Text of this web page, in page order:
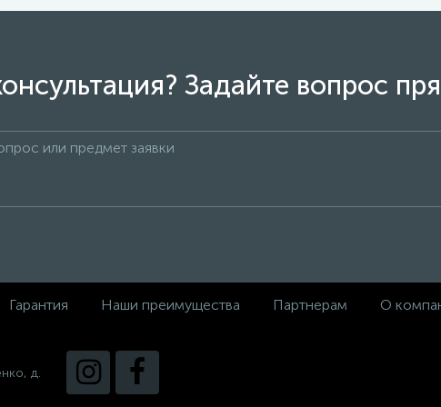
Задайте вопрос
Гарантия Наши преимущества Партнерам О
д.